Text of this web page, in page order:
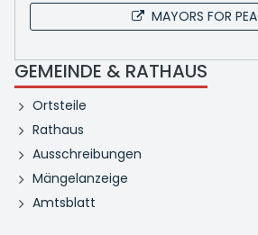
MAYORS FOR
GEMEINDE & RATHAUS
Ortsteile
Rathaus
Ausschreibungen
Mängelanzeige
Amtsblatt